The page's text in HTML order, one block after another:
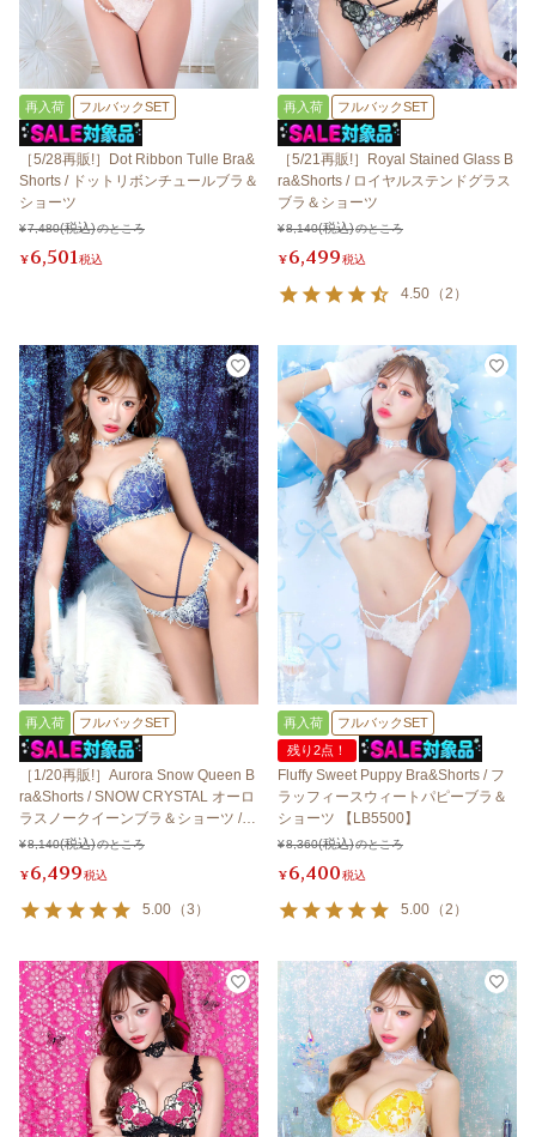
再入荷 フルバックSET
［5/28再販!］Dot Ribbon Tulle Bra&
Shorts / ドットリボンチュールブラ＆
ショーツ
¥7,480 のところ
¥6,501税込
再入荷 フルバックSET
［5/21再販!］Royal Stained Glass B
ra&Shorts / ロイヤルステンドグラス
ブラ＆ショーツ
¥8,140 のところ
¥6,499税込
4.50 （2 ）
再入荷 フルバックSET
［1/20再販!］Aurora Snow Queen B
ra&Shorts / SNOW CRYSTAL オーロ
ラスノークイーンブラ＆ショーツ /
スノークリスタル 【LB5500】
¥8,140 のところ
¥6,499税込
5.00 （3 ）
再入荷
フルバックSET
残り2点！
Fluffy Sweet Puppy Bra&Shorts / フ
ラッフィースウィートパピーブラ＆
ショーツ 【LB5500】
¥8,360 のところ
¥6,400税込
5.00 （2 ）